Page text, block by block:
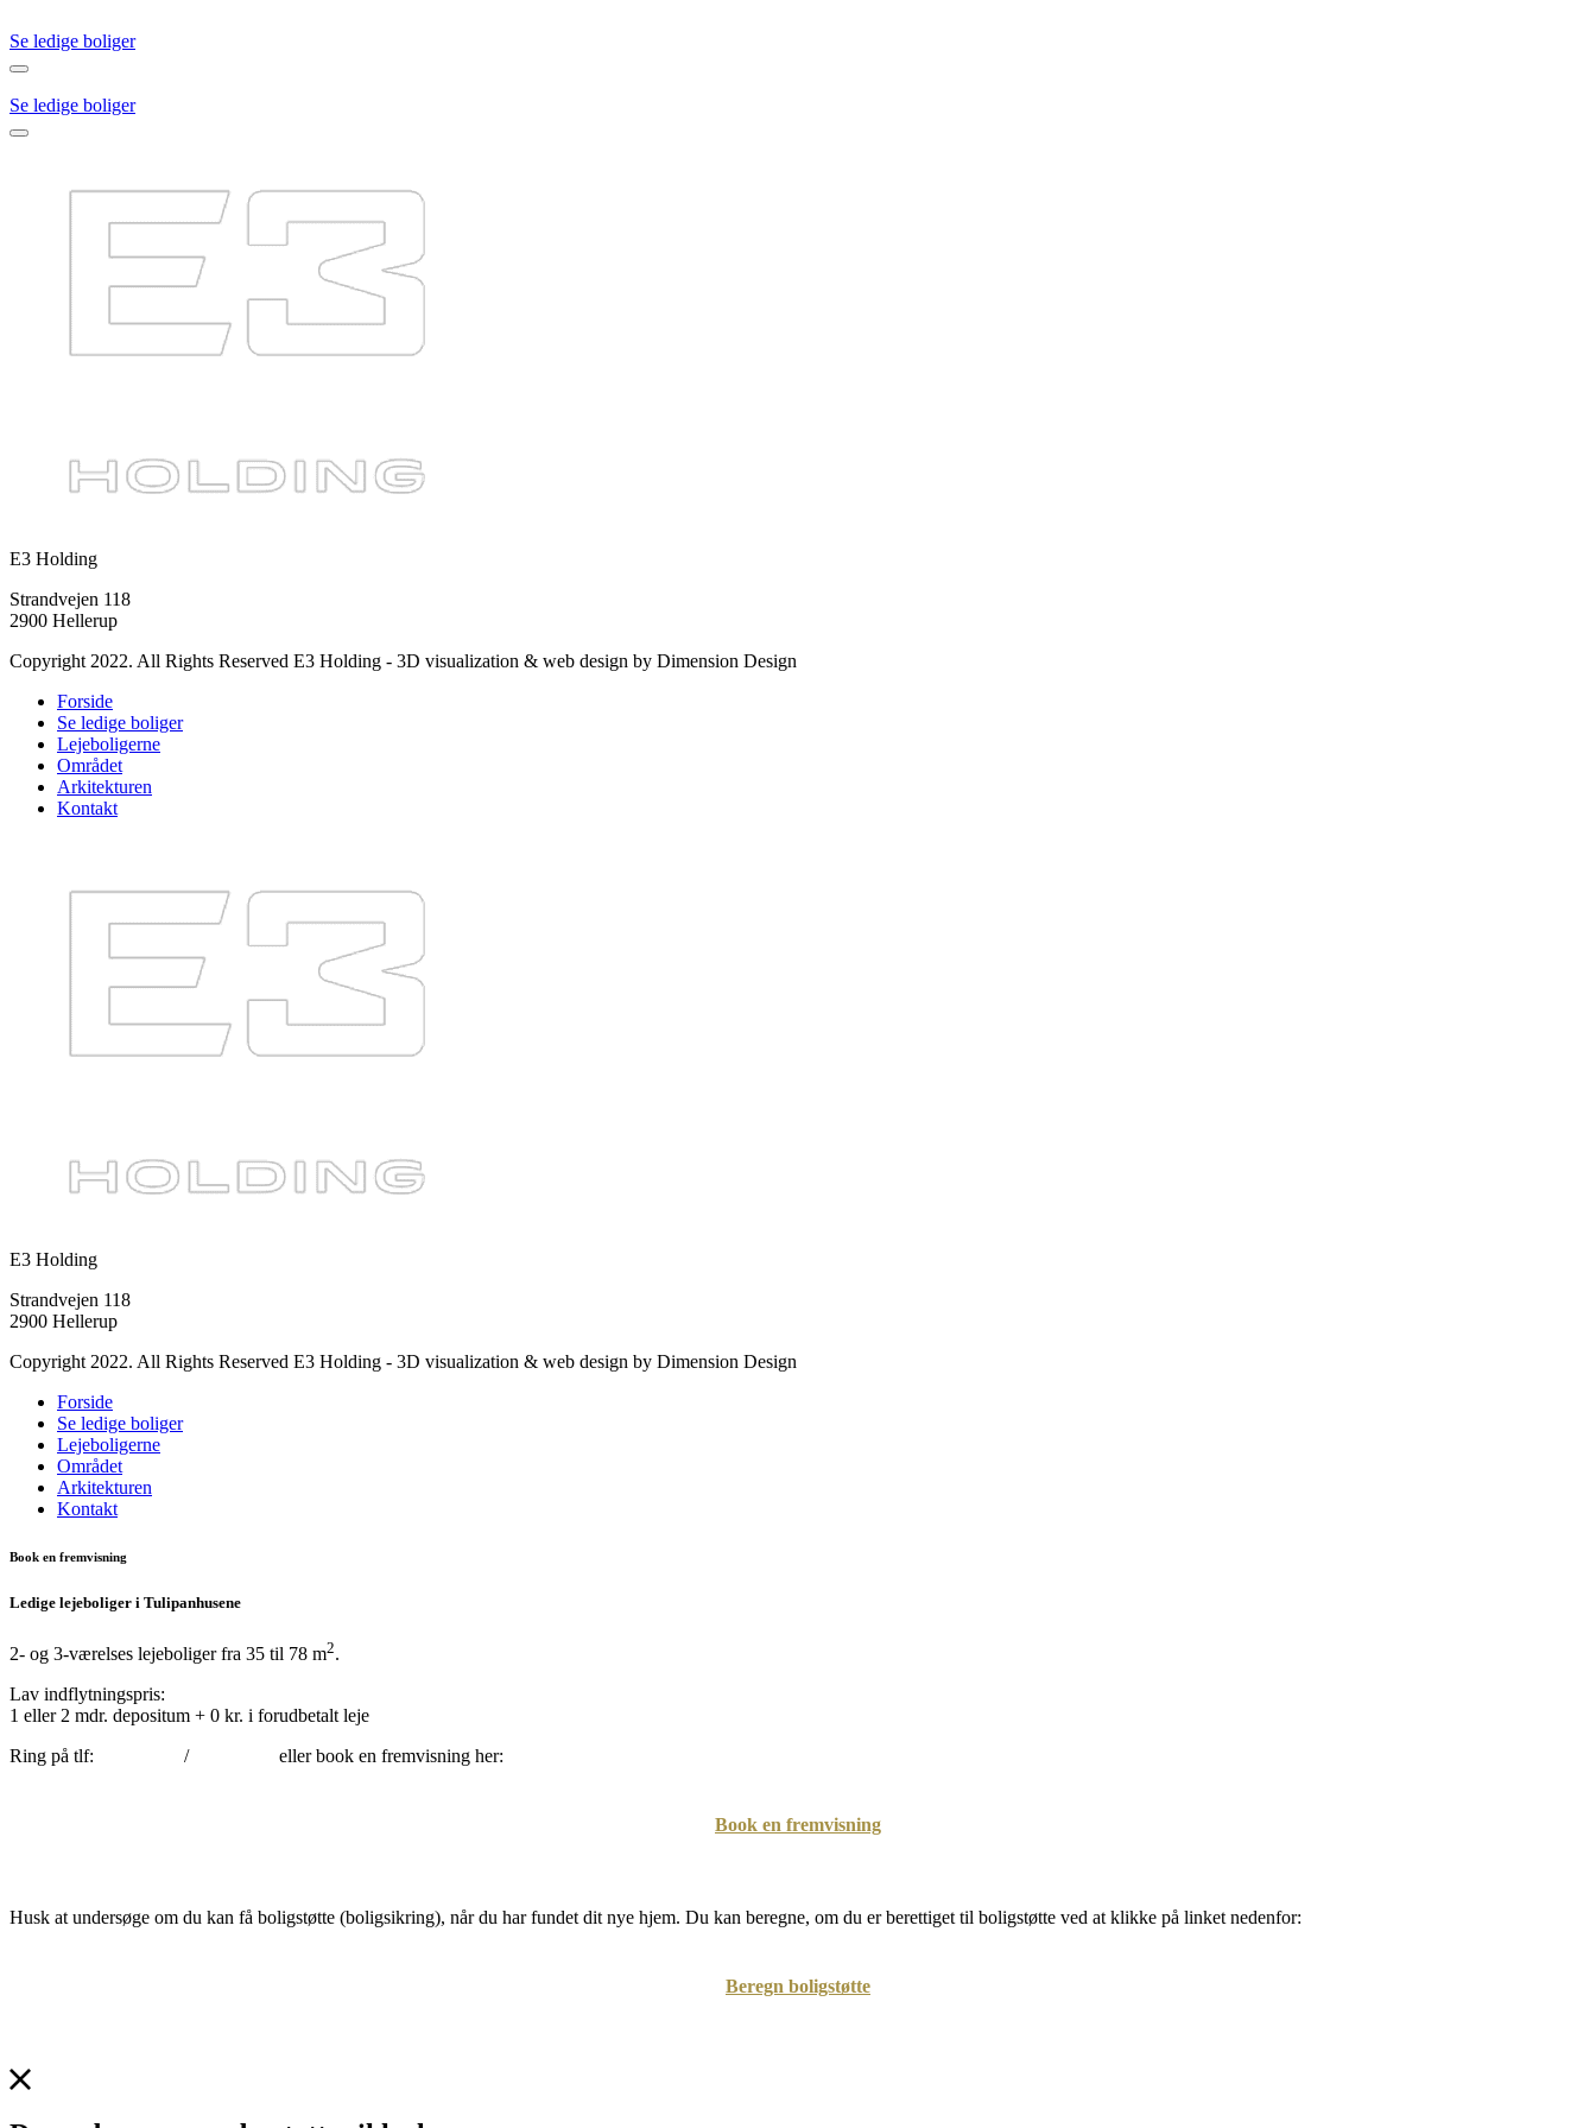
Se ledige boliger
Se ledige boliger
E3 Holding
Strandvejen 118
2900 Hellerup
Copyright 2022. All Rights Reserved E3 Holding - 3D visualization & web design by Dimension Design
Forside
Se ledige boliger
Lejeboligerne
Området
Arkitekturen
Kontakt
E3 Holding
Strandvejen 118
2900 Hellerup
Copyright 2022. All Rights Reserved E3 Holding - 3D visualization & web design by Dimension Design
Forside
Se ledige boliger
Lejeboligerne
Området
Arkitekturen
Kontakt
Book en fremvisning
Ledige lejeboliger i Tulipanhusene
2- og 3-værelses lejeboliger fra 35 til 78 m2.
Lav indflytningspris:
1 eller 2 mdr. depositum + 0 kr. i forudbetalt leje
Ring på tlf:
/ eller book en fremvisning her:
Book en fremvisning
Husk at undersøge om du kan få boligstøtte (boligsikring), når du har fundet dit nye hjem. Du kan beregne, om du er berettiget til boligstøtte ved at klikke på linket nedenfor:
Beregn boligstøtte